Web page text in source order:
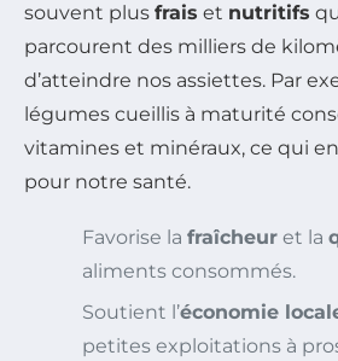
souvent plus frais et nutritifs
parcourent des milliers de
d’atteindre nos assiettes. Par
légumes cueillis à maturité
vitamines et minéraux, ce qui
pour notre santé.
Favorise la fraîcheur et la
aliments consommés.
Soutient l’économie
petites exploitations à